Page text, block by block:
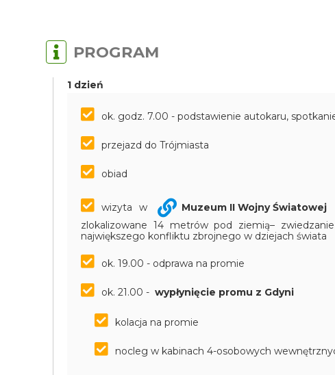
PROGRAM
1 dzień
ok. godz. 7.00 - podstawienie autokaru,
przejazd do Trójmiasta
obiad
wizyta w Muzeum II Wojny Światowej
zlokalizowane 14 metrów pod ziemią–
największego konfliktu zbrojnego w dziejach świata
ok. 19.00 - odprawa na promie
ok. 21.00 -wypłynięcie promu z Gdyni
kolacja na promie
nocleg w kabinach 4-osobowych